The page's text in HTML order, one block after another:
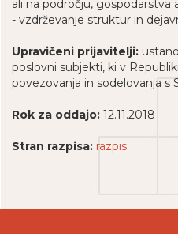
ali na področju, gospodarstva
- vzdrževanje struktur in
Upravičeni prijavitelji:
poslovni subjekti, ki v
povezovanja in sodelovanja s
Rok za oddajo: 12.11.2018
Stran razpisa: razpis